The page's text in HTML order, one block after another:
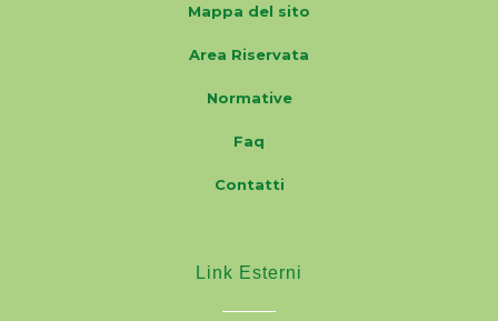
Mappa del sito
Area Riservata
Normative
Faq
Contatti
Link Esterni